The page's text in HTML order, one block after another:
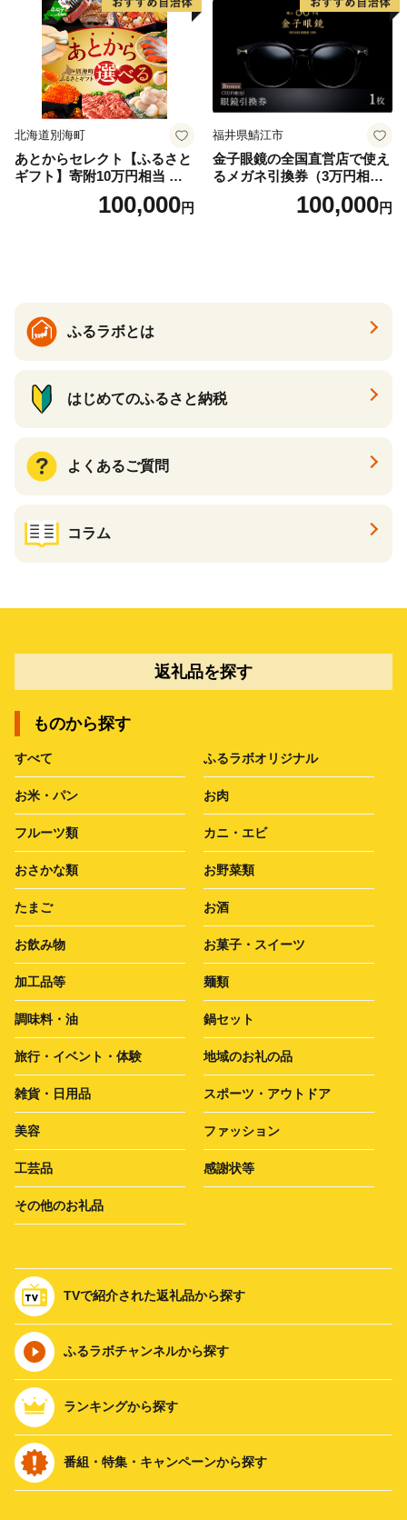
北海道別海町
あとからセレクト【ふるさと
ギフト】寄附10万円相当 あ
とから選べる！ ギフト いく
ら ほたて 海鮮 牛肉 別海町
ギフト ふるさと納税 ）
100,000円
福井県鯖江市
金子眼鏡の全国直営店で使え
るメガネ引換券（3万円相
100,000円
ふるラボとは
はじめてのふるさと納税
よくあるご質問
コラム
返礼品を探す
ものから探す
すべて ふるラボオリジナル
お米・パン お肉
フルーツ類 カニ・エビ
おさかな類 お野菜類
たまご お酒
お飲み物 お菓子・スイーツ
加工品等 麺類
調味料・油 鍋セット
旅行・イベント・体験 地域のお礼の品
雑貨・日用品 スポーツ・アウトドア
美容 ファッション
工芸品 感謝状等
その他のお礼品
TVで紹介された返礼品から探す
ふるラボチャンネルから探す
ランキングから探す
番組・特集・キャンペーンから探す